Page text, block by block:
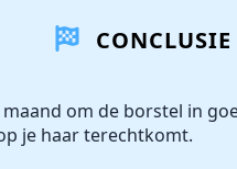
CONCLUSIE
om de borstel in
je haar terechtkomt.